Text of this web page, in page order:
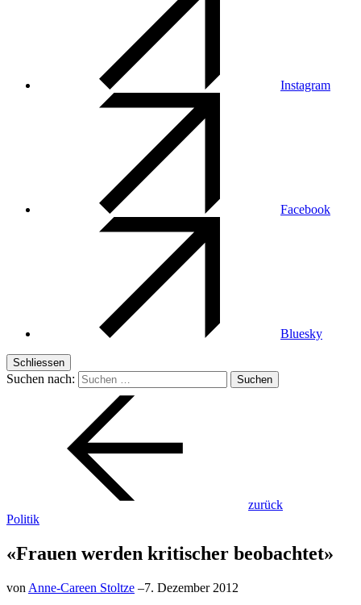
Instagram
Facebook
Bluesky
Schliessen
Suchen nach:
zurück
Politik
«Frauen werden kritischer beobachtet»
von Anne-Careen Stoltze –7. Dezember 2012